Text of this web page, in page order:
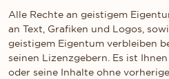
Alle Rechte an geistigem
an Text, Grafiken und Logos,
geistigem Eigentum verbleiben
seinen Lizenzgebern. Es ist
oder seine Inhalte ohne